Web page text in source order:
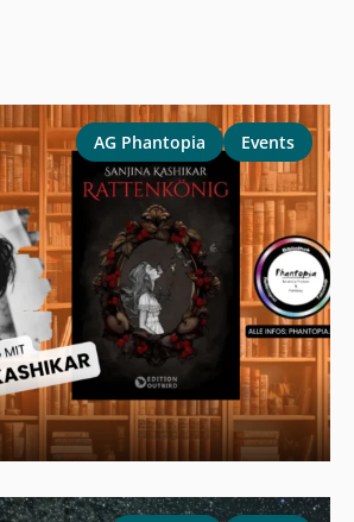
AG Phantopia Events